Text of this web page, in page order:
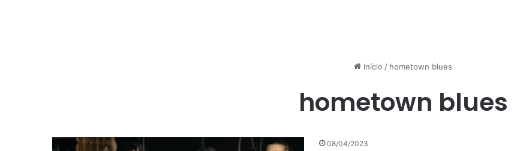
Início / hometown blues
hometown blues
08/04/2023